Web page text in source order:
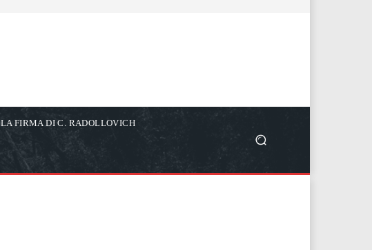
LA FIRMA DI C. RADOLLOVICH